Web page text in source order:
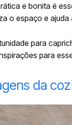
e bonita é
o espaço e
para
para
da